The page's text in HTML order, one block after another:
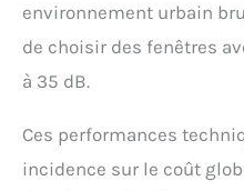
environnement urbain
de choisir des fenêtres
à 35 dB.
Ces performances
incidence sur le coût